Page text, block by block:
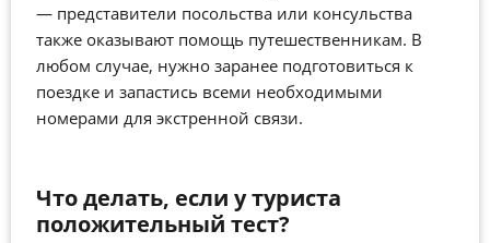
— представители посольства или консульства
также оказывают помощь путешественникам. В
любом случае, нужно заранее подготовиться к
поездке и запастись всеми необходимыми
номерами для экстренной связи.
Что делать, если у туриста
положительный тест?